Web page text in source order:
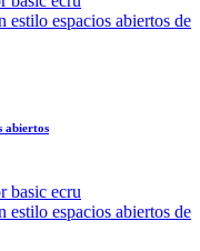
abiertos